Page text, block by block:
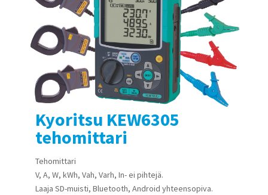
Kyoritsu KEW6305
tehomittari
Tehomittari
V, A, W, kWh, Vah, Varh, In- ei pihtejä.
Laaja SD-muisti, Bluetooth, Android yhteensopiva.